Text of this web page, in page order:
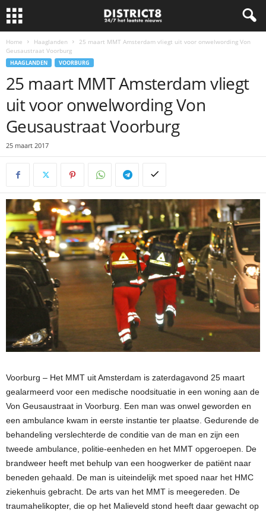
Home Haaglanden
25 maart MMT Amsterdam vliegt uit voor onwelwording Von
Geusaustraat Voorburg
HAAGLANDEN VOORBURG
25 maart MMT Amsterdam vliegt
uit voor onwelwording Von
Geusaustraat Voorburg
25 maart 2017
Voorburg – Het MMT uit Amsterdam is zaterdagavond 25 maart
gealarmeerd voor een medische noodsituatie in een woning aan de
Von Geusaustraat in Voorburg. Een man was onwel geworden en
een ambulance kwam in eerste instantie ter plaatse. Gedurende de
behandeling verslechterde de conditie van de man en zijn een
tweede ambulance, politie-eenheden en het MMT opgeroepen. De
brandweer heeft met behulp van een hoogwerker de patiënt naar
beneden gehaald. De man is uiteindelijk met spoed naar het HMC
ziekenhuis gebracht. De arts van het MMT is meegereden. De
traumahelikopter, die op het Malieveld stond heeft daar gewacht op